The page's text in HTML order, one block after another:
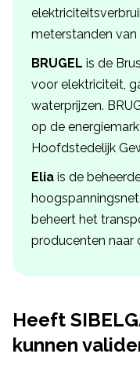
meterstanden
BRUGEL is de
voor elektriciteit,
waterprijzen.
op de
Hoofdstedelijk
Elia is de
beheert het
producenten naar
Heeft
kunnen